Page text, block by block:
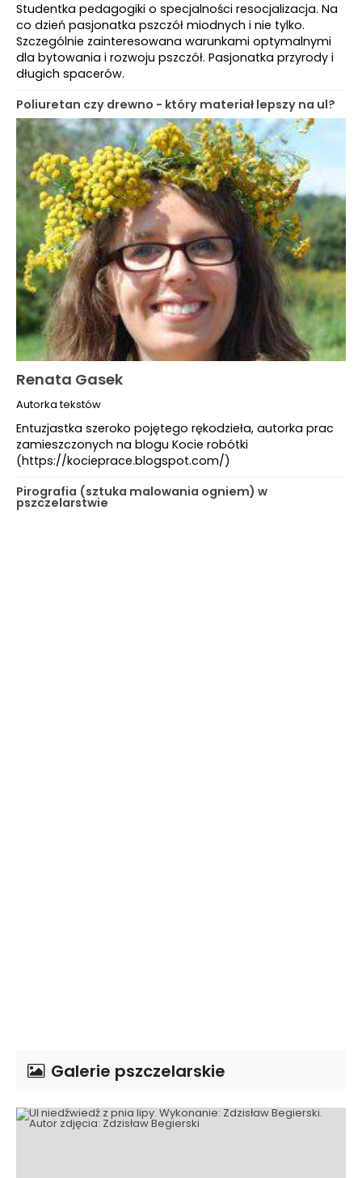
Studentka pedagogiki o specjalności resocjalizacja. Na
co dzień pasjonatka pszczół miodnych i nie tylko.
Szczególnie zainteresowana warunkami optymalnymi
dla bytowania i rozwoju pszczół. Pasjonatka przyrody i
długich spacerów.
Poliuretan czy drewno - który materiał lepszy na ul?
Renata Gasek
Autorka tekstów
Entuzjastka szeroko pojętego rękodzieła, autorka prac
zamieszczonych na blogu Kocie robótki
(https://kocieprace.blogspot.com/)
Pirografia (sztuka malowania ogniem) w
pszczelarstwie
Galerie pszczelarskie